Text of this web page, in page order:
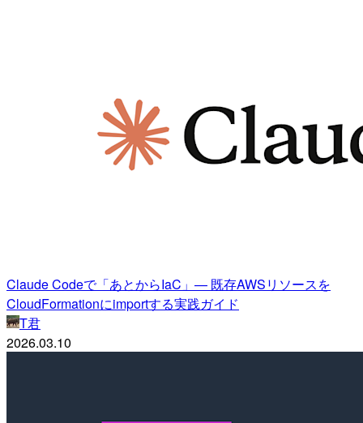
Claude Codeで「あとからIaC」— 既存AWSリソースを
CloudFormationにimportする実践ガイド
T君
2026.03.10